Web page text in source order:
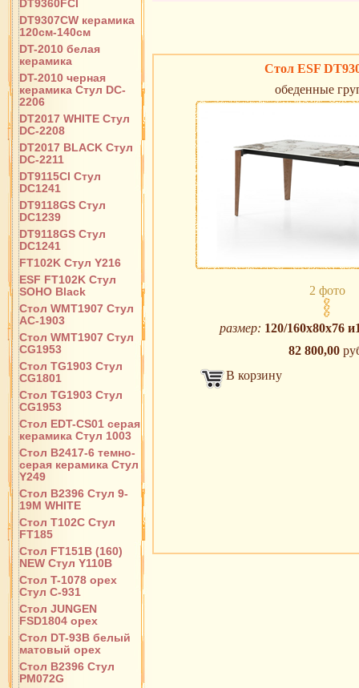
DT9360FCI
DT9307CW керамика
120см-140см
DT-2010 белая
керамика
DT-2010 черная
керамика Стул DC-
2206
DT2017 WHITE Стул
DC-2208
DT2017 BLACK Стул
DC-2211
DT9115CI Стул
DC1241
DT9118GS Стул
DC1239
DT9118GS Стул
DC1241
FT102K Стул Y216
ESF FT102K Стул
SOHO Black
Стол WMT1907 Стул
AC-1903
Стол WMT1907 Стул
CG1953
Стол TG1903 Стул
CG1801
Стол TG1903 Стул
CG1953
Стол EDT-CS01 серая
керамика Стул 1003
Стол B2417-6 темно-
серая керамика Стул
Y249
Стол B2396 Стул 9-
19M WHITE
Стол T102C Стул
FT185
Стол FT151B (160)
NEW Стул Y110B
Стол T-1078 орех
Стул С-931
Стол JUNGEN
FSD1804 орех
Стол DT-93B белый
матовый орех
Стол B2396 Стул
PM072G
Стол ESF
обеденные
2 фото
размер: 120/160х80х76
82 800,00
В корзину